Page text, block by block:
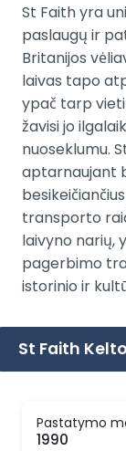
St Faith yra
paslaugų ir
Britanijos
laivas tapo
ypač tarp
žavisi jo
nuoseklumu.
aptarnaujant
transporto
laivyno narių,
pagerbimo
istorinio ir
St Faith
Pastatymo
1990